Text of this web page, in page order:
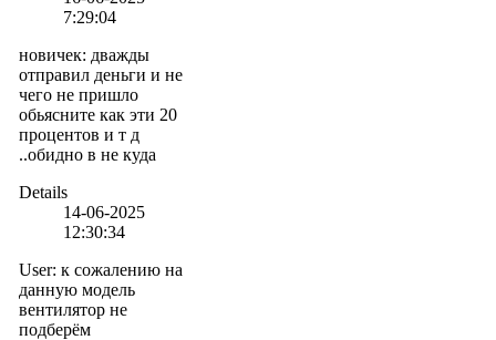
7:29:04
новичек: дважды
отправил деньги и не
чего не пришло
обьясните как эти 20
процентов и т д
..обидно в не куда
Details
14-06-2025
12:30:34
User: к сожалению на
данную модель
вентилятор не
подберём